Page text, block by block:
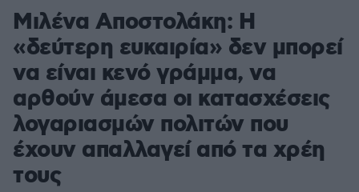
Μιλένα Αποστολάκη: Η
«δεύτερη ευκαιρία» δεν μπορεί
να είναι κενό γράμμα, να
αρθούν άμεσα οι κατασχέσεις
λογαριασμών πολιτών που
έχουν απαλλαγεί από τα χρέη
τους